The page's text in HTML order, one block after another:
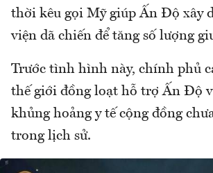
thời kêu gọi Mỹ giúp Ấn Độ xây
viện dã chiến để tăng số lượng
Trước tình hình này, chính phủ
thế giới đồng loạt hỗ trợ Ấn Độ
khủng hoảng y tế cộng đồng
trong lịch sử.